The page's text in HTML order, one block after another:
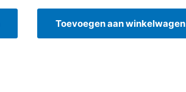
Toevoegen aan winkelwagen